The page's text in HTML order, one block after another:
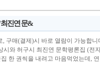
최진연 문&
, 구매(결제)시 바로 열람이 가능합
시와 허구시 최진연 문학평론집 (
한 권씩을 내려고 마음먹었는데,